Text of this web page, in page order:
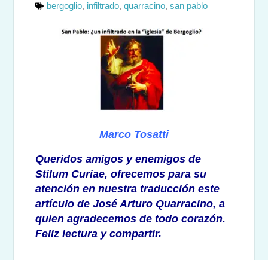
bergoglio, infiltrado, quarracino, san pablo
Marco Tosatti
Queridos amigos y enemigos de
Stilum Curiae, ofrecemos para su
atención en nuestra traducción este
artículo de José Arturo Quarracino, a
quien agradecemos de todo corazón.
Feliz lectura y compartir.